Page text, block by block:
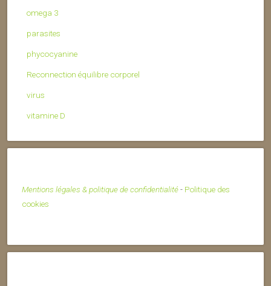
omega 3
parasites
phycocyanine
Reconnection équilibre corporel
virus
vitamine D
Mentions légales & politique de confidentialité- Politique des
cookies